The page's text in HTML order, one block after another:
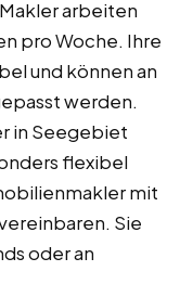
arbeiten
pro Woche. Ihre
und können an
werden.
in Seegebiet
flexibel
mit
Sie
oder an